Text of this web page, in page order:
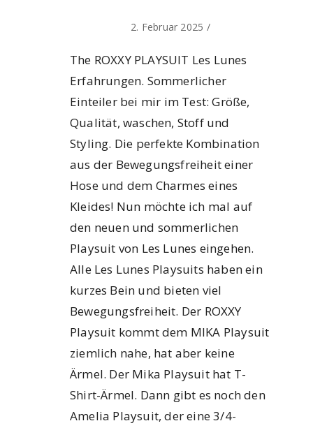
2. Februar 2025 /
The ROXXY PLAYSUIT Les Lunes
Erfahrungen. Sommerlicher
Einteiler bei mir im Test: Größe,
Qualität, waschen, Stoff und
Styling. Die perfekte Kombination
aus der Bewegungsfreiheit einer
Hose und dem Charmes eines
Kleides! Nun möchte ich mal auf
den neuen und sommerlichen
Playsuit von Les Lunes eingehen.
Alle Les Lunes Playsuits haben ein
kurzes Bein und bieten viel
Bewegungsfreiheit. Der ROXXY
Playsuit kommt dem MIKA Playsuit
ziemlich nahe, hat aber keine
Ärmel. Der Mika Playsuit hat T-
Shirt-Ärmel. Dann gibt es noch den
Amelia Playsuit, der eine 3/4-